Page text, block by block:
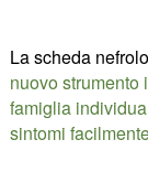
La scheda
nuovo strumento
famiglia
sintomi